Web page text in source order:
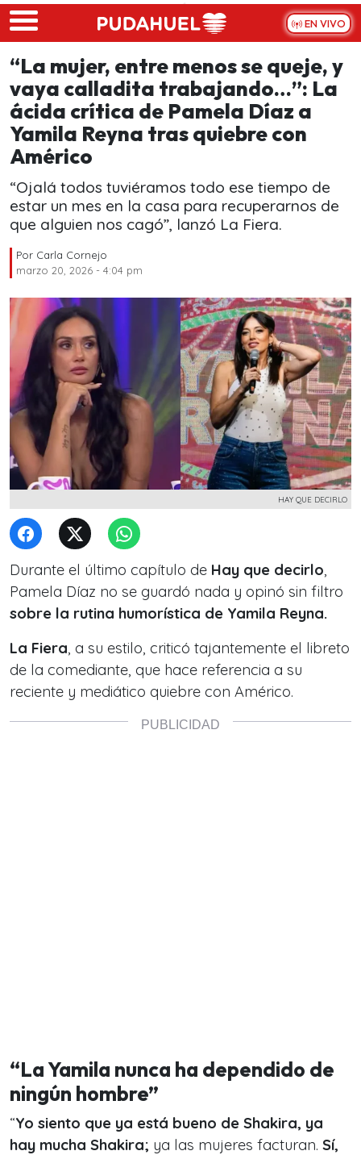
Skip to main content
EN VIVO
“La mujer, entre menos se queje, y
vaya calladita trabajando…”: La
ácida crítica de Pamela Díaz a
Yamila Reyna tras quiebre con
Américo
“Ojalá todos tuviéramos todo ese tiempo de
estar un mes en la casa para recuperarnos de
que alguien nos cagó”, lanzó La Fiera.
Por Carla Cornejo
marzo 20, 2026 - 4:04 pm
HAY QUE DECIRLO
Durante el último capítulo de Hay que decirlo,
Pamela Díaz no se guardó nada y opinó sin filtro
sobre la rutina humorística de Yamila Reyna.
La Fiera, a su estilo, criticó tajantemente el libreto
de la comediante, que hace referencia a su
reciente y mediático quiebre con Américo.
“La Yamila nunca ha dependido de
ningún hombre”
“Yo siento que ya está bueno de Shakira, ya
hay mucha Shakira; ya las mujeres facturan. Sí,